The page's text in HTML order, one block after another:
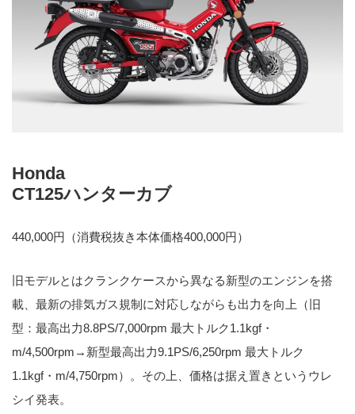
Honda
CT125ハンターカブ
440,000円（消費税抜き本体価格400,000円）
旧モデルとはクランクケースから異なる新型のエンジンを搭
載、最新の排気ガス規制に対応しながらも出力を向上（旧
型：最高出力8.8PS/7,000rpm 最大トルク1.1kgf・
m/4,500rpm→新型最高出力9.1PS/6,250rpm 最大トルク
1.1kgf・m/4,750rpm）。その上、価格は据え置きというウレ
シイ発表。